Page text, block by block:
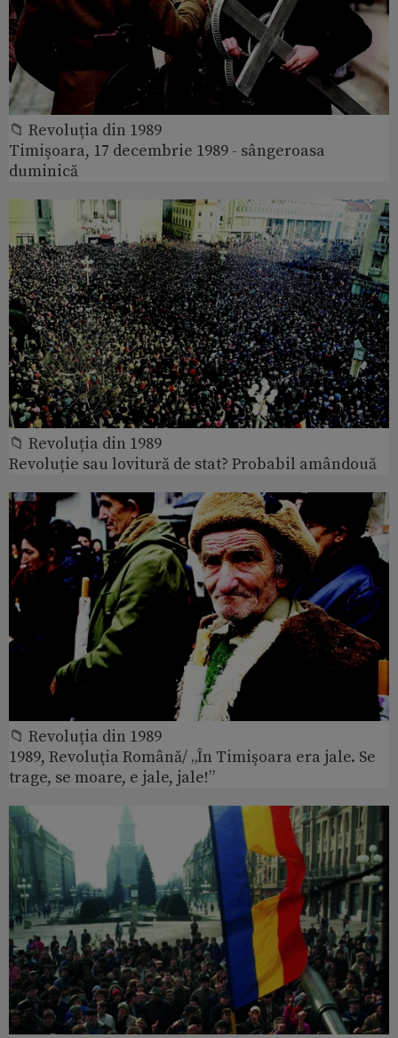
📁 Revoluția din 1989
Timişoara, 17 decembrie 1989 - sângeroasa
duminică
📁 Revoluția din 1989
Revoluție sau lovitură de stat? Probabil amândouă
📁 Revoluția din 1989
1989, Revoluţia Română/ „În Timişoara era jale. Se
trage, se moare, e jale, jale!”